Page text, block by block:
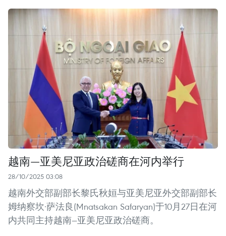
越南—亚美尼亚政治磋商在河内举行
28/10/2025 03:08
越南外交部副部长黎氏秋姮与亚美尼亚外交部副部长
姆纳察坎·萨法良(Mnatsakan Safaryan)于10月27日在河
内共同主持越南—亚美尼亚政治磋商。